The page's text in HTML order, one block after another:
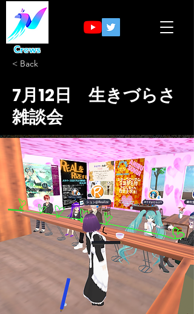
Crews
< Back
7月12日 生きづらさ
雑談会